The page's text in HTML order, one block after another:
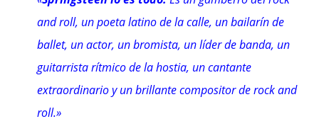
and roll, un poeta latino de la calle, un bailarín de
ballet, un actor, un bromista, un líder de banda, un
guitarrista rítmico de la hostia, un cantante
extraordinario y un brillante compositor de rock and
roll.»